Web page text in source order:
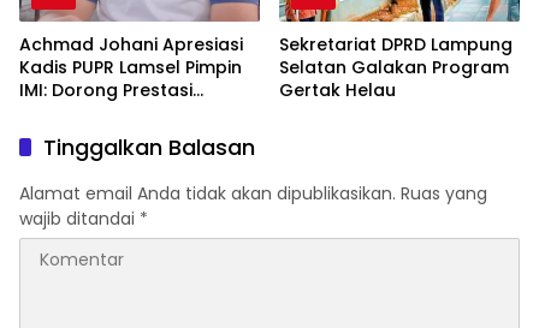
‎Achmad Johani Apresiasi
Kadis PUPR Lamsel Pimpin
IMI: Dorong Prestasi
Sekretariat DPRD Lampung
Selatan Galakan Program
Gertak Helau
Tinggalkan Balasan
Alamat email Anda tidak akan dipublikasikan. Ruas yang
wajib ditandai *